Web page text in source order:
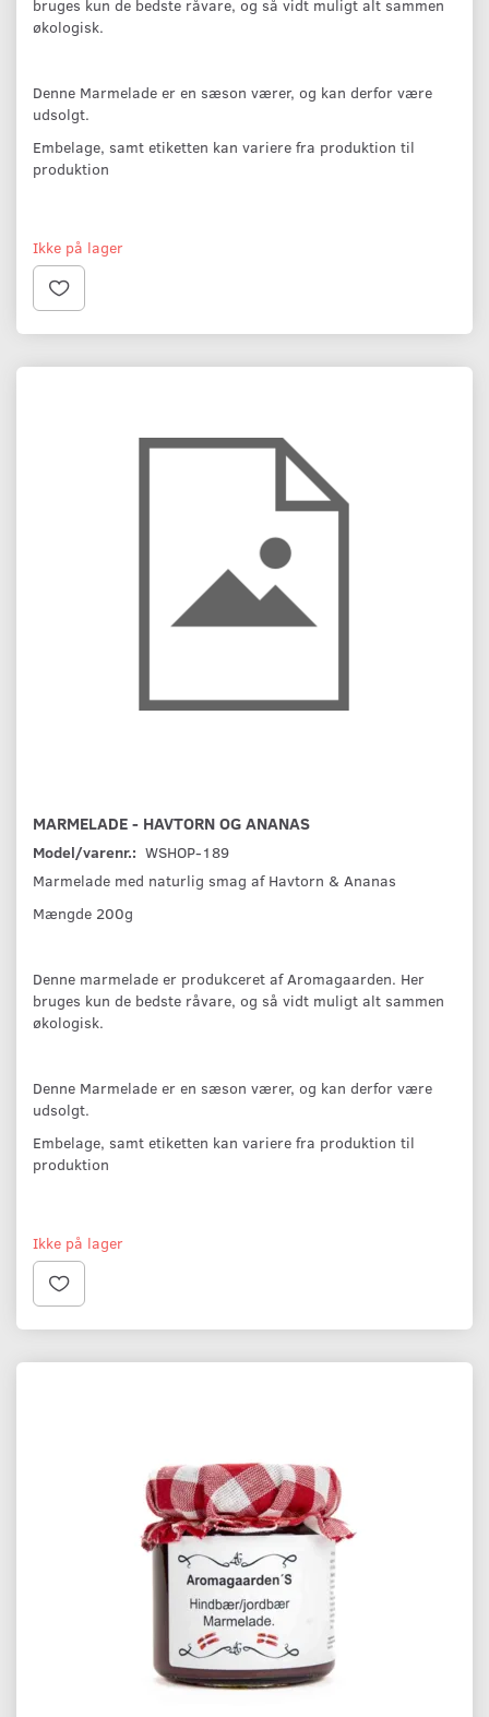
bruges kun de bedste råvare, og så vidt muligt alt sammen
økologisk.
Denne Marmelade er en sæson værer, og kan derfor være
udsolgt.
Embelage, samt etiketten kan variere fra produktion til
produktion
Ikke på lager
MARMELADE - HAVTORN OG ANANAS
Model/varenr.: WSHOP-189
Marmelade med naturlig smag af Havtorn & Ananas
Mængde 200g
Denne marmelade er produkceret af Aromagaarden. Her
bruges kun de bedste råvare, og så vidt muligt alt sammen
økologisk.
Denne Marmelade er en sæson værer, og kan derfor være
udsolgt.
Embelage, samt etiketten kan variere fra produktion til
produktion
Ikke på lager